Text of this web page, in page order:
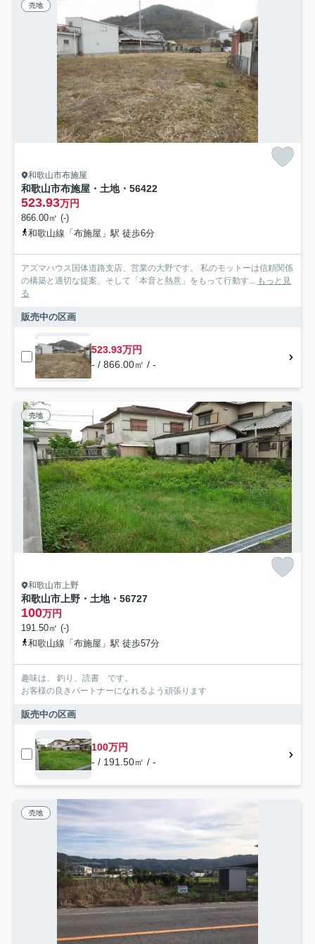
売地
和歌山市布施屋
和歌山市布施屋・土地・56422
523.93万円
866.00㎡ (-)
和歌山線「布施屋」駅 徒歩6分
アズマハウス国体道路支店、営業の大野です。 私のモットーは信頼関係
の構築と適切な提案、そして「本音と熱意」をもって行動す...
もっと見
る
販売中の区画
523.93万円
- / 866.00㎡ / -
売地
和歌山市上野
和歌山市上野・土地・56727
100万円
191.50㎡ (-)
和歌山線「布施屋」駅 徒歩57分
趣味は、 釣り、読書 です。
お客様の良きパートナーになれるよう頑張ります
販売中の区画
100万円
- / 191.50㎡ / -
売地